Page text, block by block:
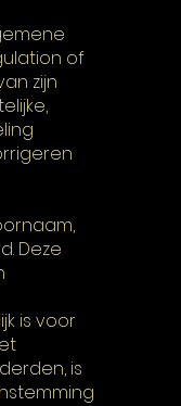
of
zijn
Deze
is voor
is